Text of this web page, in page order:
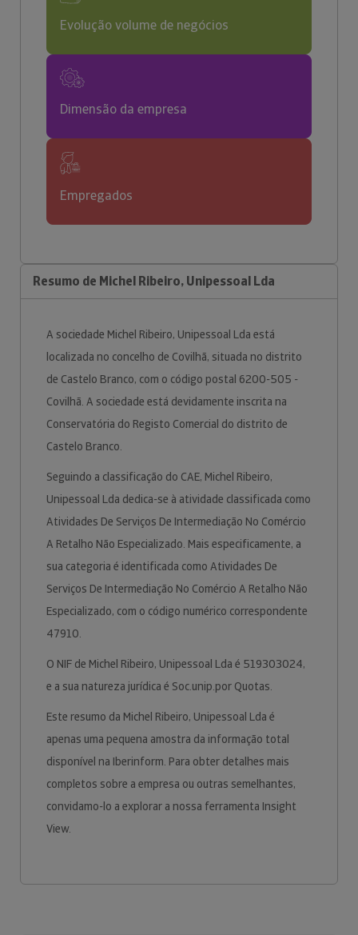
Evolução volume de negócios
Dimensão da empresa
Empregados
Resumo de Michel Ribeiro, Unipessoal Lda
A sociedade Michel Ribeiro, Unipessoal Lda está
localizada no concelho de Covilhã, situada no distrito
de Castelo Branco, com o código postal 6200-505 -
Covilhã. A sociedade está devidamente inscrita na
Conservatória do Registo Comercial do distrito de
Castelo Branco.
Seguindo a classificação do CAE, Michel Ribeiro,
Unipessoal Lda dedica-se à atividade classificada como
Atividades De Serviços De Intermediação No Comércio
A Retalho Não Especializado. Mais especificamente, a
sua categoria é identificada como Atividades De
Serviços De Intermediação No Comércio A Retalho Não
Especializado, com o código numérico correspondente
47910.
O NIF de Michel Ribeiro, Unipessoal Lda é 519303024,
e a sua natureza jurídica é Soc.unip.por Quotas.
Este resumo da Michel Ribeiro, Unipessoal Lda é
apenas uma pequena amostra da informação total
disponível na Iberinform. Para obter detalhes mais
completos sobre a empresa ou outras semelhantes,
convidamo-lo a explorar a nossa ferramenta Insight
View.